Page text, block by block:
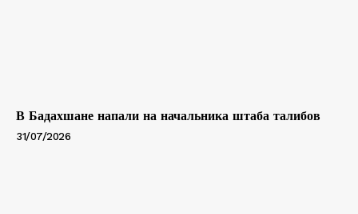
В Бадахшане напали на начальника штаба талибов
31/07/2026